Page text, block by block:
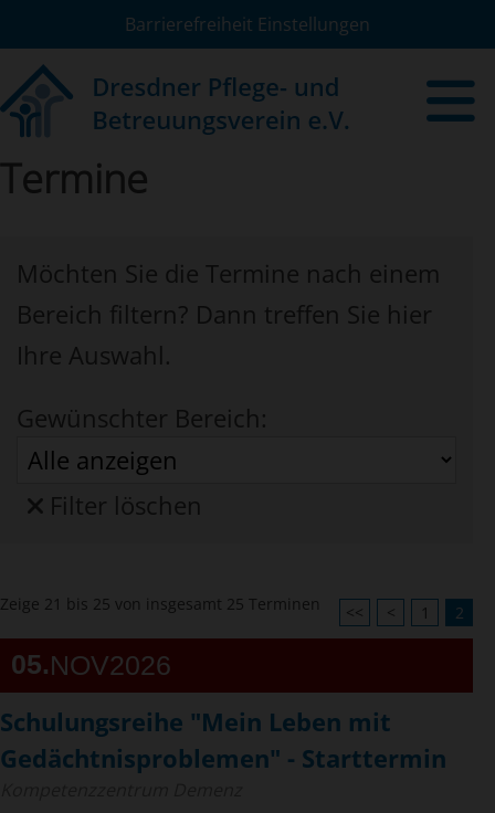
Barrierefreiheit Einstellungen
Termine
Möchten Sie die Termine nach einem
Bereich filtern? Dann treffen Sie hier
Ihre Auswahl.
Gewünschter Bereich:
Filter löschen
Zeige 21 bis 25 von insgesamt 25 Terminen << < 1 2
05 NOV2026
Schulungsreihe "Mein Leben mit
Gedächtnisproblemen" - Starttermin